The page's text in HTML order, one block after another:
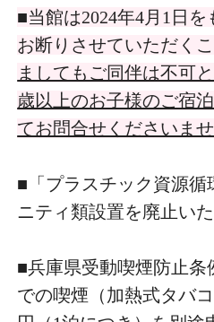
■当館は2024年4月1日
お断りさせていただく
ましてもご同伴は不可
歳以上のお子様のご宿
てお問合せくださいませ
■「プラスチック資源
ニティ類設置を廃止い
■兵庫県受動喫煙防止
での喫煙（加熱式タバ